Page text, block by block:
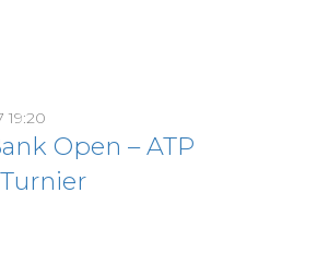
19:20
Open – ATP